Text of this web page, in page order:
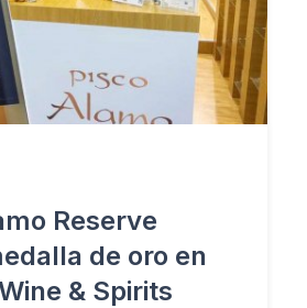
Reserve
de oro en
& Spirits